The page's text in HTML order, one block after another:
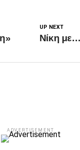
UP NEXT
Νίκη
ADVERTISEMENT